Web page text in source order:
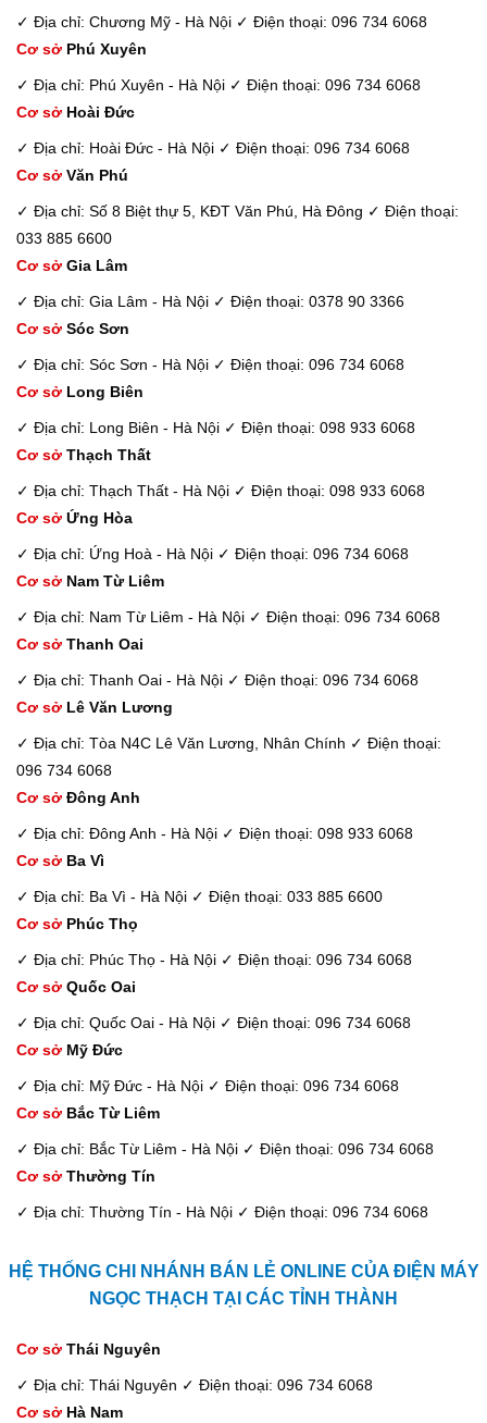
✓ Địa chỉ: Chương Mỹ - Hà Nội ✓ Điện thoại: 096 734 6068
Cơ sở Phú Xuyên
✓ Địa chỉ: Phú Xuyên - Hà Nội ✓ Điện thoại: 096 734 6068
Cơ sở Hoài Đức
✓ Địa chỉ: Hoài Đức - Hà Nội ✓ Điện thoại: 096 734 6068
Cơ sở Văn Phú
✓ Địa chỉ: Số 8 Biệt thự 5, KĐT Văn Phú, Hà Đông ✓ Điện thoại:
033 885 6600
Cơ sở Gia Lâm
✓ Địa chỉ: Gia Lâm - Hà Nội ✓ Điện thoại: 0378 90 3366
Cơ sở Sóc Sơn
✓ Địa chỉ: Sóc Sơn - Hà Nội ✓ Điện thoại: 096 734 6068
Cơ sở Long Biên
✓ Địa chỉ: Long Biên - Hà Nội ✓ Điện thoại: 098 933 6068
Cơ sở Thạch Thất
✓ Địa chỉ: Thạch Thất - Hà Nội ✓ Điện thoại: 098 933 6068
Cơ sở Ứng Hòa
✓ Địa chỉ: Ứng Hoà - Hà Nội ✓ Điện thoại: 096 734 6068
Cơ sở Nam Từ Liêm
✓ Địa chỉ: Nam Từ Liêm - Hà Nội ✓ Điện thoại: 096 734 6068
Cơ sở Thanh Oai
✓ Địa chỉ: Thanh Oai - Hà Nội ✓ Điện thoại: 096 734 6068
Cơ sở Lê Văn Lương
✓ Địa chỉ: Tòa N4C Lê Văn Lương, Nhân Chính ✓ Điện thoại:
096 734 6068
Cơ sở Đông Anh
✓ Địa chỉ: Đông Anh - Hà Nội ✓ Điện thoại: 098 933 6068
Cơ sở Ba Vì
✓ Địa chỉ: Ba Vì - Hà Nội ✓ Điện thoại: 033 885 6600
Cơ sở Phúc Thọ
✓ Địa chỉ: Phúc Thọ - Hà Nội ✓ Điện thoại: 096 734 6068
Cơ sở Quốc Oai
✓ Địa chỉ: Quốc Oai - Hà Nội ✓ Điện thoại: 096 734 6068
Cơ sở Mỹ Đức
✓ Địa chỉ: Mỹ Đức - Hà Nội ✓ Điện thoại: 096 734 6068
Cơ sở Bắc Từ Liêm
✓ Địa chỉ: Bắc Từ Liêm - Hà Nội ✓ Điện thoại: 096 734 6068
Cơ sở Thường Tín
✓ Địa chỉ: Thường Tín - Hà Nội ✓ Điện thoại: 096 734 6068
HỆ THỐNG CHI NHÁNH BÁN LẺ ONLINE CỦA ĐIỆN MÁY
NGỌC THẠCH TẠI CÁC TỈNH THÀNH
Cơ sở Thái Nguyên
✓ Địa chỉ: Thái Nguyên ✓ Điện thoại: 096 734 6068
Cơ sở Hà Nam